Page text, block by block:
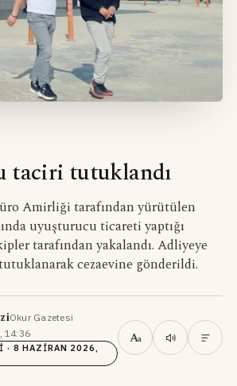
taciri tutuklandı
Amirliği tarafından yürütülen
uyuşturucu ticareti yaptığı
tarafından yakalandı. Adliyeye
cezaevine gönderildi.
Okur Gazetesi·
14:36·
· 8 HAZIRAN 2026,
Aa